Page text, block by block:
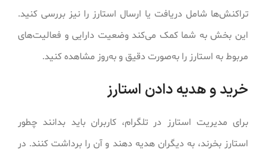
تراکنش‌ها شامل دریافت یا ارسال استارز را نیز بررسی کنید.
این بخش به شما کمک می‌کند وضعیت دارایی و فعالیت‌های
مربوط به استارز را به‌صورت دقیق و به‌روز مشاهده کنید.
خرید و هدیه دادن استارز
برای مدیریت استارز در تلگرام، کاربران باید بدانند چطور
استارز بخرند، به دیگران هدیه دهند و آن را برداشت کنند. در